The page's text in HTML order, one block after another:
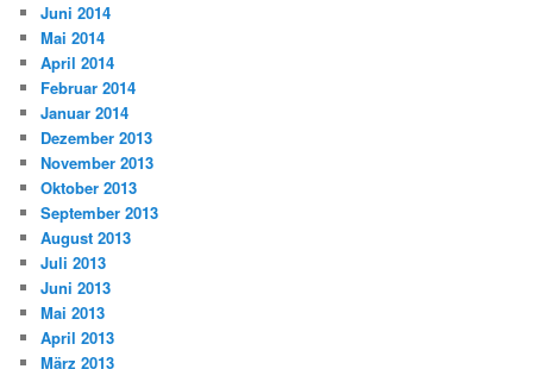
Juni 2014
Mai 2014
April 2014
Februar 2014
Januar 2014
Dezember 2013
November 2013
Oktober 2013
September 2013
August 2013
Juli 2013
Juni 2013
Mai 2013
April 2013
März 2013